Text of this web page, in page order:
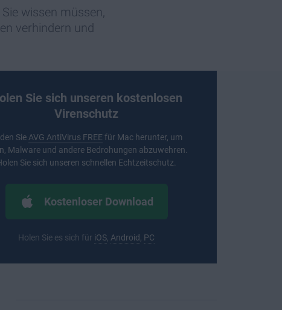
wissen müssen,
verhindern und
Sie sich unseren kostenlosen
Virenschutz
Sie AVG AntiVirus FREE für Mac herunter, um
Malware und andere Bedrohungen abzuwehren.
Sie sich unseren schnellen Echtzeitschutz.
Kostenloser Download
Holen Sie es sich für iOS Android PC